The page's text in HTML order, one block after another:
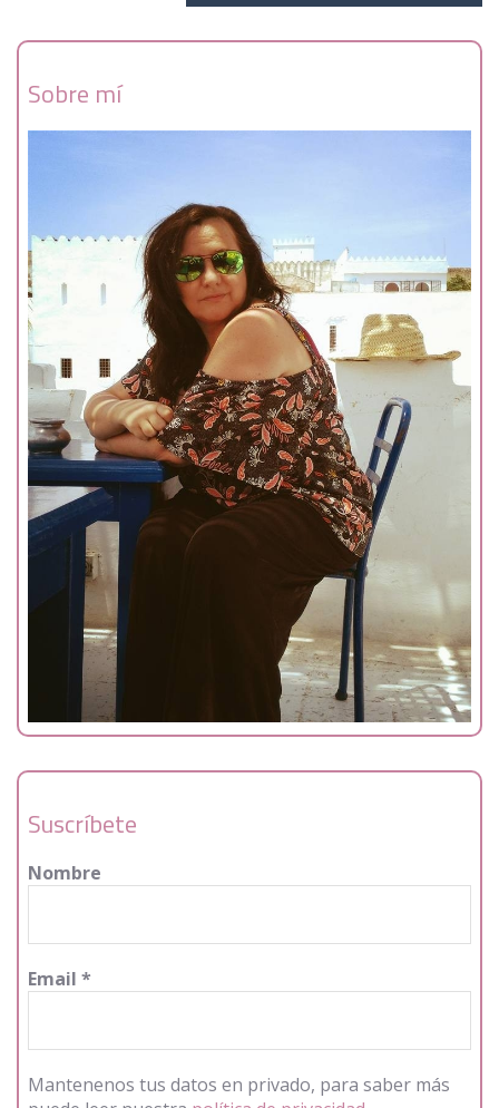
Sobre mí
Suscríbete
Nombre
Email *
Mantenenos tus datos en privado, para saber más